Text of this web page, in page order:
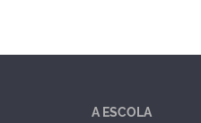
A ESCOLA